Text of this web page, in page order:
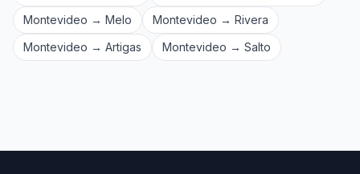
Montevideo → Melo
Montevideo → Rivera
Montevideo → Artigas
Montevideo → Salto